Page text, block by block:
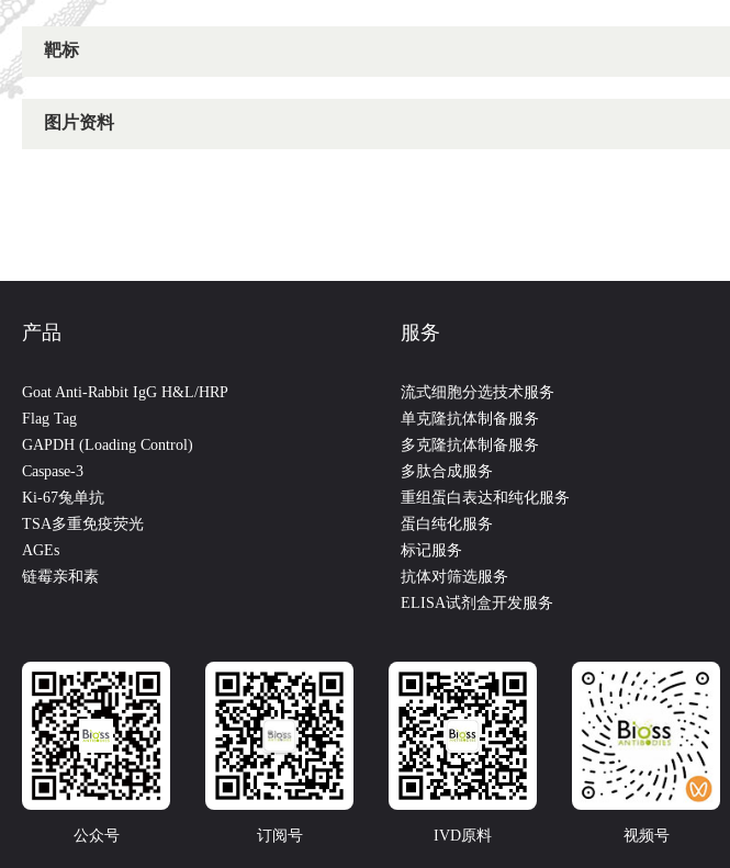
靶标
图片资料
产品
Goat Anti-Rabbit IgG H&L/HRP
Flag Tag
GAPDH (Loading Control)
Caspase-3
Ki-67兔单抗
TSA多重免疫荧光
AGEs
链霉亲和素
服务
流式细胞分选技术服务
单克隆抗体制备服务
多克隆抗体制备服务
多肽合成服务
重组蛋白表达和纯化服务
蛋白纯化服务
标记服务
抗体对筛选服务
ELISA试剂盒开发服务
公众号 订阅号 IVD原料 视频号